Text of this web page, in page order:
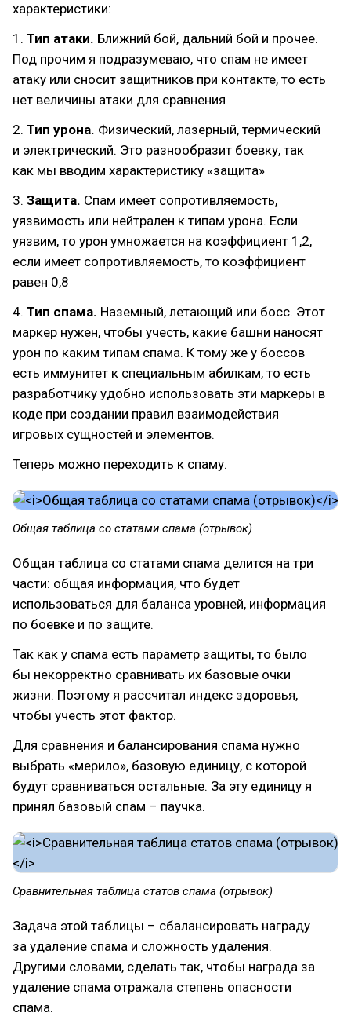
характеристики:
1. Тип атаки. Ближний бой, дальний бой и прочее.
Под прочим я подразумеваю, что спам не имеет
атаку или сносит защитников при контакте, то есть
нет величины атаки для сравнения
2. Тип урона. Физический, лазерный, термический
и электрический. Это разнообразит боевку, так
как мы вводим характеристику «защита»
3. Защита. Спам имеет сопротивляемость,
уязвимость или нейтрален к типам урона. Если
уязвим, то урон умножается на коэффициент 1,2,
если имеет сопротивляемость, то коэффициент
равен 0,8
4. Тип спама. Наземный, летающий или босс. Этот
маркер нужен, чтобы учесть, какие башни наносят
урон по каким типам спама. К тому же у боссов
есть иммунитет к специальным абилкам, то есть
разработчику удобно использовать эти маркеры в
коде при создании правил взаимодействия
игровых сущностей и элементов.
Теперь можно переходить к спаму.
Общая таблица со статами спама (отрывок)
Общая таблица со статами спама делится на три
части: общая информация, что будет
использоваться для баланса уровней, информация
по боевке и по защите.
Так как у спама есть параметр защиты, то было
бы некорректно сравнивать их базовые очки
жизни. Поэтому я рассчитал индекс здоровья,
чтобы учесть этот фактор.
Для сравнения и балансирования спама нужно
выбрать «мерило», базовую единицу, с которой
будут сравниваться остальные. За эту единицу я
принял базовый спам – паучка.
Сравнительная таблица статов спама (отрывок)
Задача этой таблицы – сбалансировать награду
за удаление спама и сложность удаления.
Другими словами, сделать так, чтобы награда за
удаление спама отражала степень опасности
спама.